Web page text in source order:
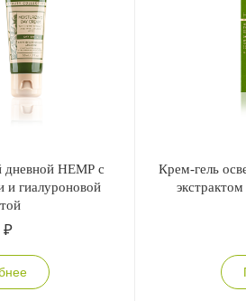
дневной НЕМР с
и гиалуроновой
₽
Крем-гель